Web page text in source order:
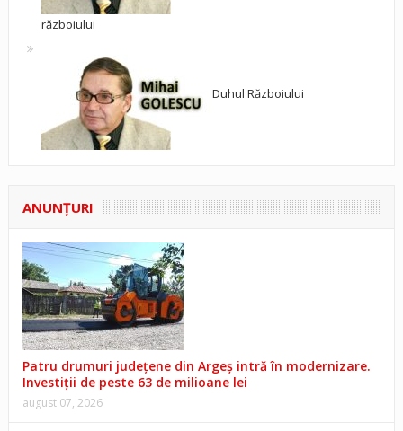
războiului
Duhul Războiului
ANUNŢURI
Patru drumuri județene din Argeș intră în modernizare.
Investiții de peste 63 de milioane lei
august 07, 2026